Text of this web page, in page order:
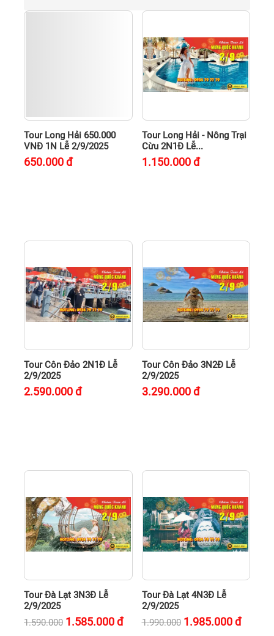
Tour Long Hải 650.000
VNĐ 1N Lễ 2/9/2025
650.000đ
Tour Long Hải - Nông Trại
Cừu 2N1Đ Lễ...
1.150.000đ
Tour Côn Đảo 2N1Đ Lễ
2/9/2025
2.590.000đ
Tour Côn Đảo 3N2Đ Lễ
2/9/2025
3.290.000đ
Tour Đà Lạt 3N3Đ Lễ
2/9/2025
1.590.000 1.585.000đ
Tour Đà Lạt 4N3Đ Lễ
2/9/2025
1.990.000 1.985.000đ